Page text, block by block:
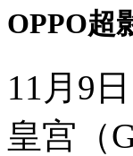
OPPO超
11月9
皇宫（